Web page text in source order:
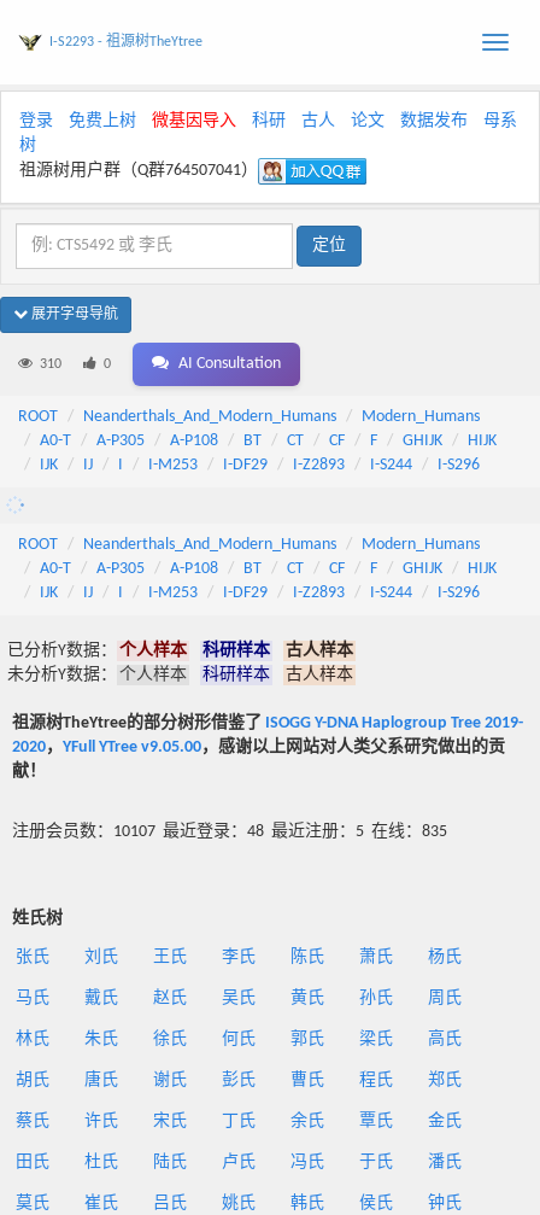
Toggle
I-S2293 - 祖源树TheYtree
登录 免费上树 微基因导入 科研 古人 论文 数据发布
母系
树
祖源树用户群（Q群764507041）
展开字母导航
310 0 AI Consultation
ROOT Neanderthals_And_Modern_Humans
Modern_Humans
A0-T
A-P305 A-P108 BT CT CF F GHIJK
HIJK
IJK
IJ I I-M253 I-DF29 I-Z2893 I-S244 I-S296
ROOT Neanderthals_And_Modern_Humans
Modern_Humans
A0-T
A-P305 A-P108 BT CT CF F GHIJK
HIJK
IJK
IJ I I-M253 I-DF29 I-Z2893 I-S244 I-S296
已分析Y数据： 个人样本 科研样本
古人样本
未分析Y数据：
个人样本 科研样本 古人样本
祖源树TheYtree的部分树形借鉴了 ISOGG Y-DNA Haplogroup Tree 2019-
2020， YFull YTree v9.05.00，感谢以上网站对人类父系研究做出的贡
献！
注册会员数：10107 最近登录：48 最近注册：5 在线：835
姓氏树
张氏 刘氏 王氏 李氏 陈氏 萧氏 杨氏
马氏 戴氏 赵氏 吴氏 黄氏 孙氏 周氏
林氏 朱氏 徐氏 何氏 郭氏 梁氏 高氏
胡氏 唐氏 谢氏 彭氏 曹氏 程氏 郑氏
蔡氏 许氏 宋氏 丁氏 余氏 覃氏 金氏
田氏 杜氏 陆氏 卢氏 冯氏 于氏 潘氏
莫氏 崔氏 吕氏 姚氏 韩氏 侯氏 钟氏